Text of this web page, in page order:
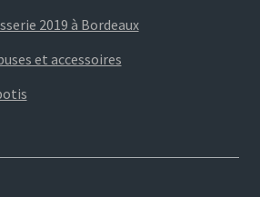
2019 à Bordeaux
et accessoires